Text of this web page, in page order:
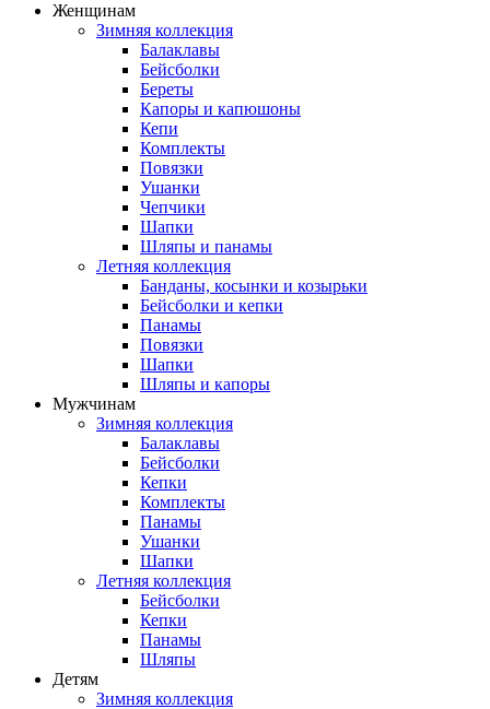
Женщинам
Зимняя коллекция
Балаклавы
Бейсболки
Береты
Капоры и капюшоны
Кепи
Комплекты
Повязки
Ушанки
Чепчики
Шапки
Шляпы и панамы
Летняя коллекция
Банданы, косынки и козырьки
Бейсболки и кепки
Панамы
Повязки
Шапки
Шляпы и капоры
Мужчинам
Зимняя коллекция
Балаклавы
Бейсболки
Кепки
Комплекты
Панамы
Ушанки
Шапки
Летняя коллекция
Бейсболки
Кепки
Панамы
Шляпы
Детям
Зимняя коллекция